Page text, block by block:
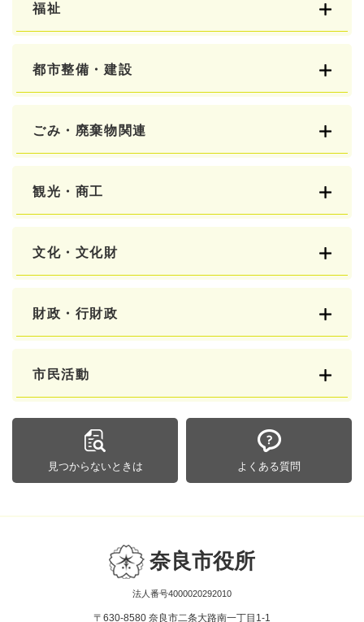
福祉
都市整備・建設
ごみ・廃棄物関連
観光・商工
文化・文化財
財政・行財政
市民活動
見つからないときは よくある質問
奈良市役所
法人番号4000020292010
〒630-8580 奈良市二条大路南一丁目1-1